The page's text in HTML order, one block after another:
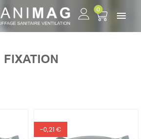

0
FIXATION
-0,21 €